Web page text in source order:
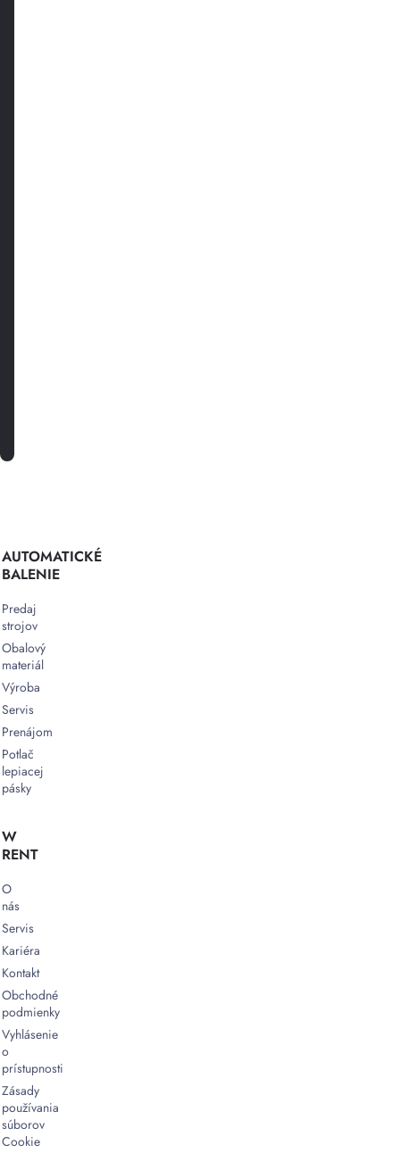
AUTOMATICKÉ
BALENIE
Predaj
strojov
Obalový
materiál
Výroba
Servis
Prenájom
Potlač
lepiacej
pásky
W
RENT
O
nás
Servis
Kariéra
Kontakt
Obchodné
podmienky
Vyhlásenie
o
prístupnosti
Zásady
používania
súborov
Cookie